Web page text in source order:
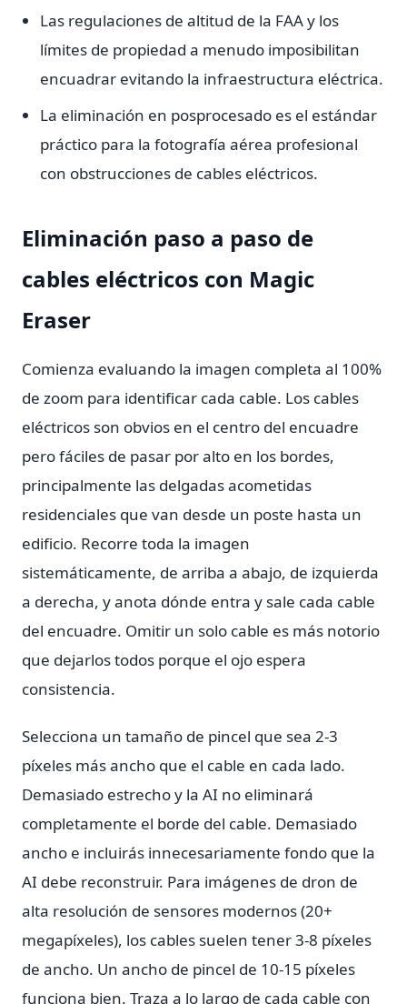
Las regulaciones de altitud de la FAA y los
límites de propiedad a menudo imposibilitan
encuadrar evitando la infraestructura eléctrica.
La eliminación en posprocesado es el estándar
práctico para la fotografía aérea profesional
con obstrucciones de cables eléctricos.
Eliminación paso a paso de
cables eléctricos con Magic
Eraser
Comienza evaluando la imagen completa al 100%
de zoom para identificar cada cable. Los cables
eléctricos son obvios en el centro del encuadre
pero fáciles de pasar por alto en los bordes,
principalmente las delgadas acometidas
residenciales que van desde un poste hasta un
edificio. Recorre toda la imagen
sistemáticamente, de arriba a abajo, de izquierda
a derecha, y anota dónde entra y sale cada cable
del encuadre. Omitir un solo cable es más notorio
que dejarlos todos porque el ojo espera
consistencia.
Selecciona un tamaño de pincel que sea 2-3
píxeles más ancho que el cable en cada lado.
Demasiado estrecho y la AI no eliminará
completamente el borde del cable. Demasiado
ancho e incluirás innecesariamente fondo que la
AI debe reconstruir. Para imágenes de dron de
alta resolución de sensores modernos (20+
megapíxeles), los cables suelen tener 3-8 píxeles
de ancho. Un ancho de pincel de 10-15 píxeles
funciona bien. Traza a lo largo de cada cable con